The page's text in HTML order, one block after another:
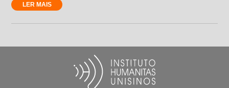
LER MAIS